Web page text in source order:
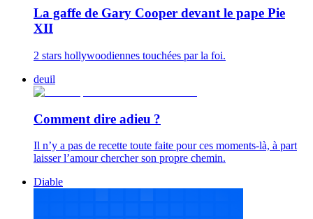
La gaffe de Gary Cooper devant le pape Pie
XII
2 stars hollywoodiennes touchées par la foi.
deuil
Comment dire adieu ?
Il n’y a pas de recette toute faite pour ces moments-là, à part
laisser l’amour chercher son propre chemin.
Diable